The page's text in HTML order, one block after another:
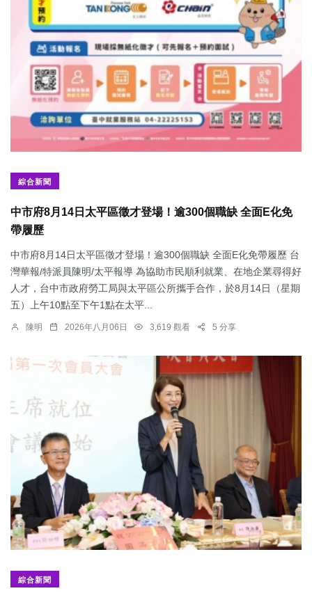
綜合新聞
中市府8月14日太平區徵才登場！逾300個職缺 全面E化免
帶履歷
中市府8月14日太平區徵才登場！逾300個職缺 全面E化免帶履歷 台
灣華報/特派員陳明/太平報導 為協助市民順利就業、在地企業尋得好
人才，台中市政府勞工局與太平區公所攜手合作，於8月14日（星期
五）上午10點至下午1點在太平...
陳明 2026年八月06日 3,619 觀看 5 分享
綜合新聞